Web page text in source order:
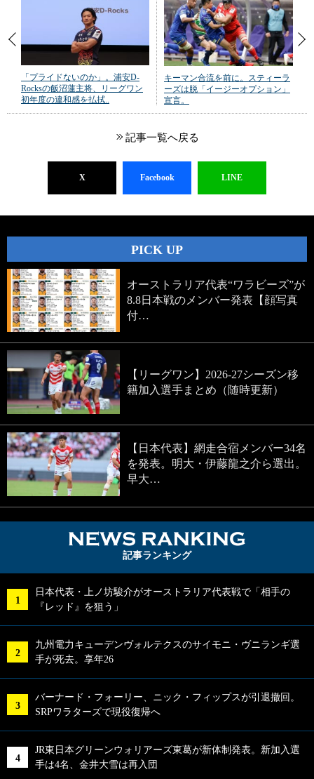
「プライドないのか」。浦安D-
Rocksの飯沼蓮主将、リーグワン
初年度の違和感を払拭..
キーマン合流を前に。スティーラ
ーズは脱「イージーオプション」
宣言。
記事一覧へ戻る
X Facebook LINE
PICK UP
オーストラリア代表“ワラビーズ”が
8.8日本戦のメンバー発表【顔写真
付…
【リーグワン】2026-27シーズン移
籍加入選手まとめ（随時更新）
【日本代表】網走合宿メンバー34名
を発表。明大・伊藤龍之介ら選出。
早大…
記事ランキング
日本代表・上ノ坊駿介がオーストラリア代表戦で「相手の
『レッド』を狙う」
九州電力キューデンヴォルテクスのサイモニ・ヴニランギ選
手が死去。享年26
バーナード・フォーリー、ニック・フィップスが引退撤回。
SRPワラターズで現役復帰へ
JR東日本グリーンウォリアーズ東葛が新体制発表。新加入選
手は4名、金井大雪は再入団